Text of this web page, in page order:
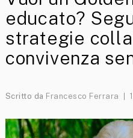
educato?
strategie
convivenza
Scritto da Francesco Ferrara